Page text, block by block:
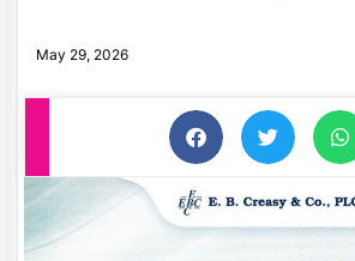
May 29, 2026